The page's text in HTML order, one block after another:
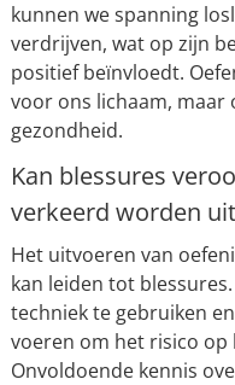
kunnen we spanning
verdrijven, wat op zijn
positief beïnvloedt.
voor ons lichaam, maar
gezondheid.
Kan blessures
verkeerd worden
Het uitvoeren van
kan leiden tot
techniek te gebruiken
voeren om het risico
Onvoldoende kennis